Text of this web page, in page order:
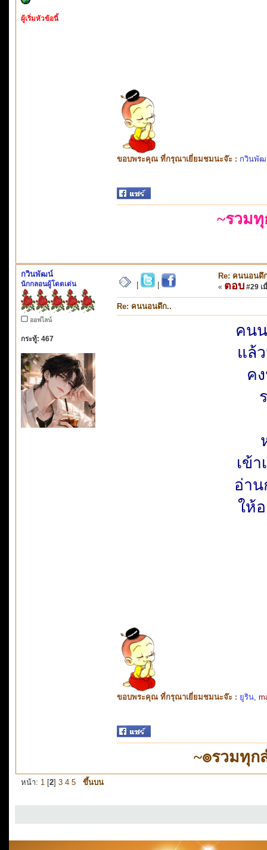
ผู้เริ่มหัวข้อนี้
ขอบพระคุณ ที่กรุณาเยี่ยมชมนะจ๊ะ : กวินพั
~รวม
กวินพัฒน์
นักกลอนผู้โดดเด่น
ออฟไลน์
กระทู้: 467
Re: คนนอนดึ
« ตอบ #29 เ
Re: คนนอนดึก..
คน
แล้
ค
เข้
อ่า
ให้
ขอบพระคุณ ที่กรุณาเยี่ยมชมนะจ๊ะ : ยูริน
~๏รวมทุ
หน้า: 1 [2] 3 4 5 ขึ้นบน